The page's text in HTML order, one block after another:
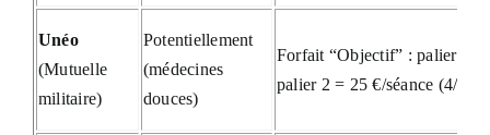
Unéo
(Mutuelle
militaire)
Potentiellement
(médecines
douces)
Forfait “Objectif” : palier 1 =
palier 2 = 25 €/séance (4/